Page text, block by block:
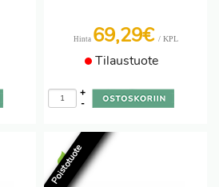
Hinta 69,29€ / KPL
Tilaustuote
-
+
Poistotuote